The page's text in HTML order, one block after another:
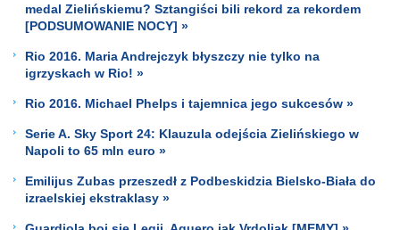
medal Zielińskiemu? Sztangiści bili rekord za rekordem
[PODSUMOWANIE NOCY] »
Rio 2016. Maria Andrejczyk błyszczy nie tylko na
igrzyskach w Rio! »
Rio 2016. Michael Phelps i tajemnica jego sukcesów »
Serie A. Sky Sport 24: Klauzula odejścia Zielińskiego w
Napoli to 65 mln euro »
Emilijus Zubas przeszedł z Podbeskidzia Bielsko-Biała do
izraelskiej ekstraklasy »